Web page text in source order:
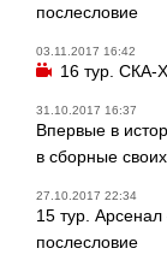
послесловие
03.11.2017 16:42
16 тур. СКА-
31.10.2017 16:37
Впервые в
в сборные
27.10.2017 22:34
15 тур.
послесловие